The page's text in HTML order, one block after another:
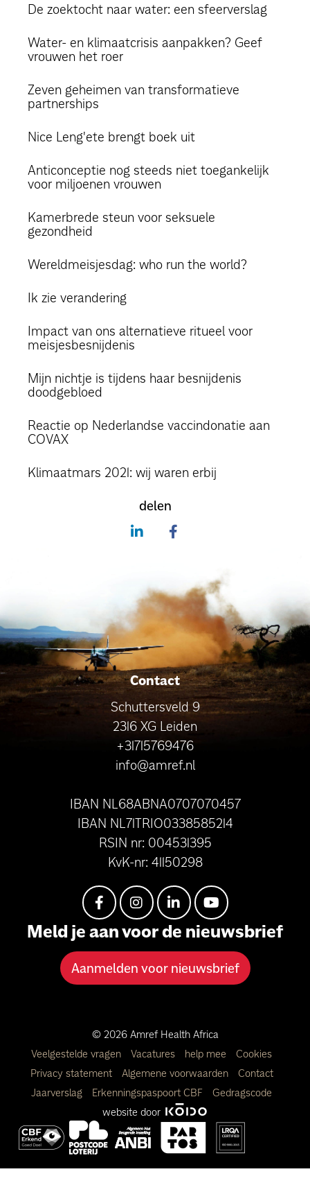
De zoektocht naar water: een sfeerverslag
Water- en klimaatcrisis aanpakken? Geef
vrouwen het roer
Zeven geheimen van transformatieve
partnerships
Nice Leng'ete brengt boek uit
Anticonceptie nog steeds niet toegankelijk
voor miljoenen vrouwen
Kamerbrede steun voor seksuele
gezondheid
Wereldmeisjesdag: who run the world?
Ik zie verandering
Impact van ons alternatieve ritueel voor
meisjesbesnijdenis
Mijn nichtje is tijdens haar besnijdenis
doodgebloed
Reactie op Nederlandse vaccindonatie aan
COVAX
Klimaatmars 2021: wij waren erbij
delen
Contact
Schuttersveld 9
2316 XG Leiden
+31715769476
info@amref.nl
IBAN NL68ABNA0707070457
IBAN NL71TRIO0338585214
RSIN nr: 004531395
KvK-nr: 41150298
Meld je aan voor de nieuwsbrief
Aanmelden voor nieuwsbrief
© 2026 Amref Health Africa
Veelgestelde vragen
Vacatures help mee
Cookies
Privacy statement
Algemene voorwaarden
Contact
Jaarverslag
Erkenningspaspoort CBF
Gedragscode
website door